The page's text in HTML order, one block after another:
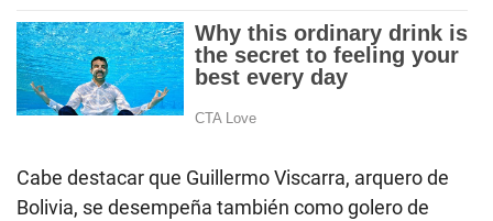
Cabe destacar que Guillermo Viscarra, arquero de
Bolivia, se desempeña también como golero de